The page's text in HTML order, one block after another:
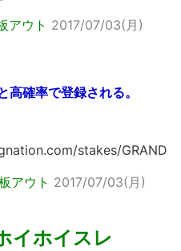
アウト 2017/07/03(月)
確率で登録される。
stakes/GRAND
アウト 2017/07/03(月)
イホイスレ